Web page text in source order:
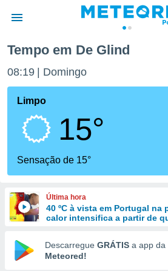
da
foi
fornecidas
a este
das
e
forma
digital
Tempo em De Glind
08:19 Domingo
Limpo
15°
Sensação de 15°
Última hora
40 ºC à vista em Portugal na
calor intensifica a partir de
Descarregue GRÁTIS a app da
Meteored!